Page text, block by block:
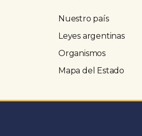
Nuestro país
Leyes argentinas
Organismos
Mapa del Estado